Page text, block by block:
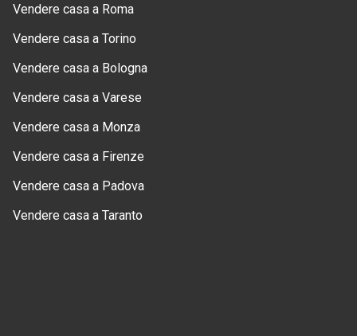
Vendere casa a Roma
Vendere casa a Torino
Vendere casa a Bologna
Vendere casa a Varese
Vendere casa a Monza
Vendere casa a Firenze
Vendere casa a Padova
Vendere casa a Taranto